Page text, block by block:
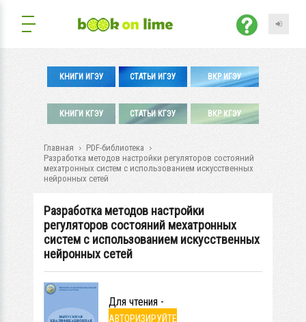
КНИГИ ИГЭУ СТАТЬИ ИГЭУ ВКР ИГЭУ
КНИГИ КГЭУ СТАТЬИ КГЭУ ВКР КГЭУ
Главная
PDF-библиотека
Разработка методов настройки регуляторов состояний
мехатронных систем с использованием искусственных
нейронных сетей
Разработка методов настройки
регуляторов состояний мехатронных
систем с использованием искусственных
нейронных сетей
Для чтения -
АВТОРИЗИРУЙТЕ